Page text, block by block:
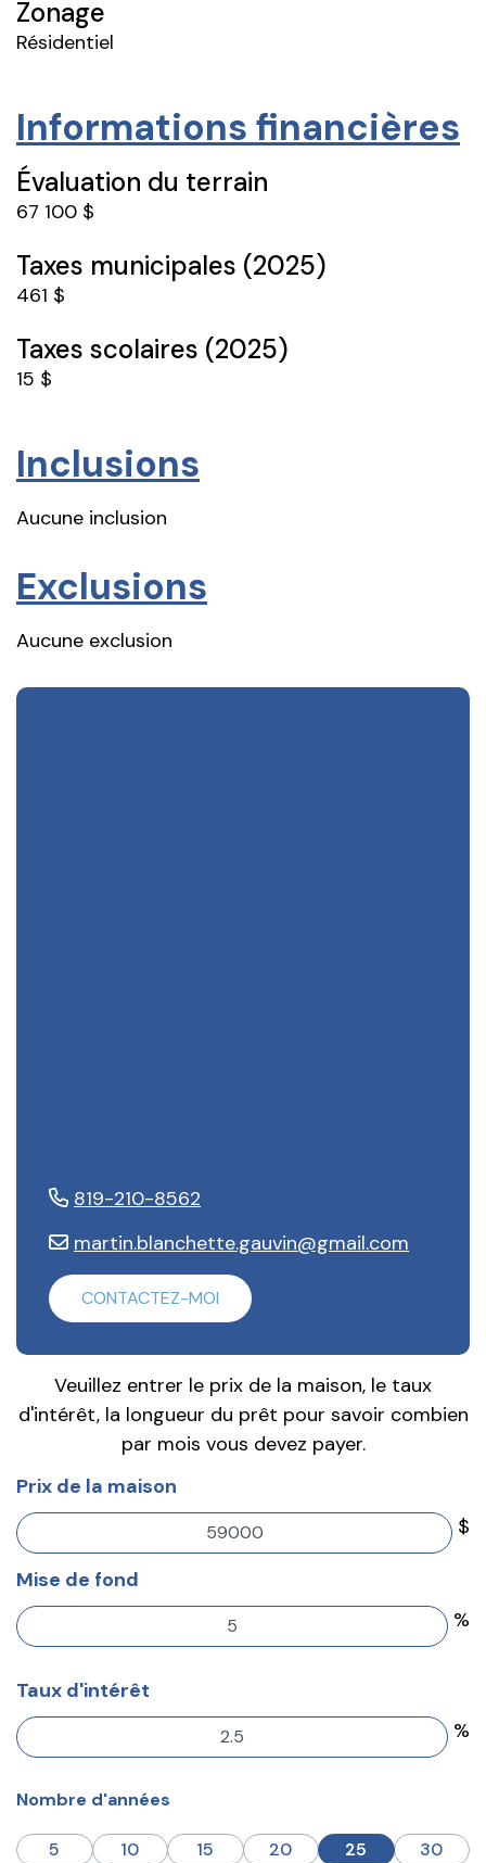
Zonage
Résidentiel
Informations financières
Évaluation du terrain
67 100 $
Taxes municipales (2025)
461 $
Taxes scolaires (2025)
15 $
Inclusions
Aucune inclusion
Exclusions
Aucune exclusion
819-210-8562
martin.blanchette.gauvin@gmail.com
CONTACTEZ-MOI
Veuillez entrer le prix de la maison, le taux
d'intérêt, la longueur du prêt pour savoir combien
par mois vous devez payer.
Prix de la maison
$
Mise de fond
%
Taux d'intérêt
%
Nombre d'années
5 10 15 20 25 30